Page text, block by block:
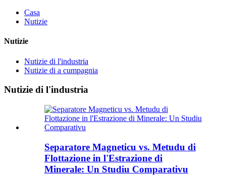
Casa
Nutizie
Nutizie
Nutizie di l'industria
Nutizie di a cumpagnia
Nutizie di l'industria
Separatore Magneticu vs. Metudu di
Flottazione in l'Estrazione di
Minerale: Un Studiu Comparativu